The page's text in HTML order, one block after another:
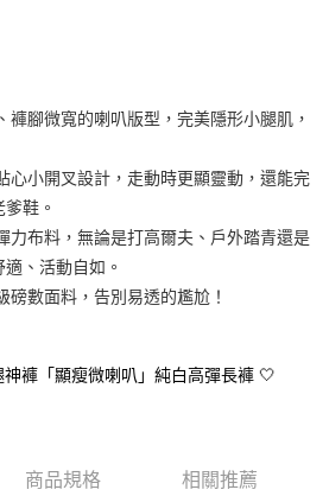
台灣大哥大用戶可立即使用無須另外申請。
期」，訂單成立後會自動跳轉到大哥付的交易
欲分期的期數、繳款截止日，確認付款後即完
費用金額請依後續交易確認頁面所載為準。
狀況，表示未達大哥付你分期系統評分，恕無
」等通路繳費。
品之後才付款」的支付方式。 讓您購物簡單
需綁卡、不需儲值。
訊認證，即可結帳。
後，再付款。
到繳費通知簡訊。
褲腳微寬的喇叭版型，完美隱形小腿肌，
心小開叉設計，走動時更顯靈動，還能完
鞋。
力布料，無論是打高爾夫、戶外踏青還是
、活動自如。
磅數面料，告別易透的尷尬！
褲「顯瘦微喇叭」純白高彈長褲 🤍
商品規格 相關推薦